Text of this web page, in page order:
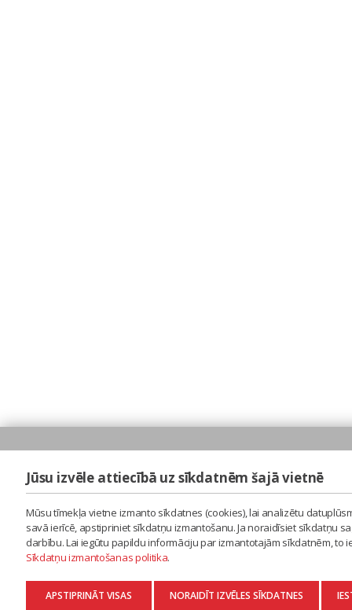
Jūsu izvēle attiecībā uz sīkdatnēm šajā vietnē
Mūsu tīmekļa vietne izmanto sīkdatnes (cookies), lai analizētu
savā ierīcē, apstipriniet sīkdatņu izmantošanu. Ja noraidīsiet sīkdatņu
darbību. Lai iegūtu papildu informāciju par izmantotajām sīkdatnēm,
Sīkdatņu izmantošanas politika.
APSTIPRINĀT VISAS NORAIDĪT IZVĒLES SĪKDATNES